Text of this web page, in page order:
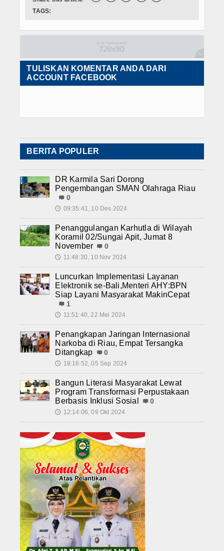
TAGS:
TULISKAN KOMENTAR ANDA DARI
ACCOUNT FACEBOOK
BERITA POPULER
DR Karmila Sari Dorong
Pengembangan SMAN Olahraga Riau
0
🕔 09:35:41, 10 Des 2024
Penanggulangan Karhutla di Wilayah
Koramil 02/Sungai Apit, Jumat 8
November
0
🕔 11:48:30, 10 Nov 2024
Luncurkan Implementasi Layanan
Elektronik se-Bali,Menteri AHY:BPN
Siap Layani Masyarakat MakinCepat
1
🕔 11:51:40, 22 Mei 2024
Penangkapan Jaringan Internasional
Narkoba di Riau, Empat Tersangka
Ditangkap
0
🕔 18:16:52, 05 Sep 2024
Bangun Literasi Masyarakat Lewat
Program Transformasi Perpustakaan
Berbasis Inklusi Sosial
0
🕔 12:14:06, 09 Okt 2024